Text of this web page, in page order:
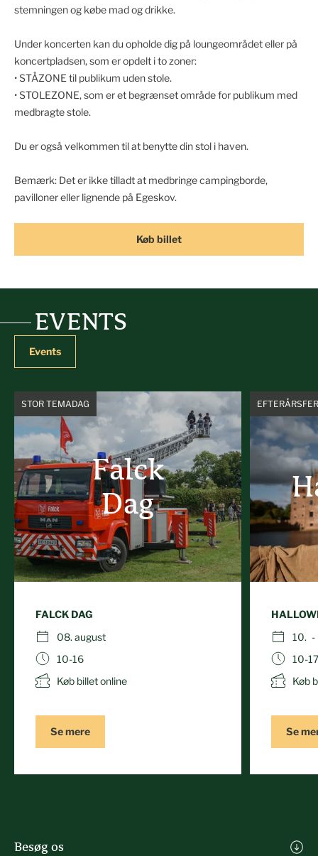
stemningen og købe mad og drikke.
Under koncerten kan du opholde dig på loungeområdet eller på
koncertpladsen, som er opdelt i to zoner:
• STÅZONE til publikum uden stole.
• STOLEZONE, som er et begrænset område for publikum med
medbragte stole.
Du er også velkommen til at benytte din stol i haven.
Bemærk: Det er ikke tilladt at medbringe campingborde,
pavilloner eller lignende på Egeskov.
Køb billet
EVENTS
Events
STOR TEMADAG
Falck
Dag
FALCK DAG
08. august
10-16
Køb billet online
Se mere
10. -
10-
Køb
Se
Besøg os